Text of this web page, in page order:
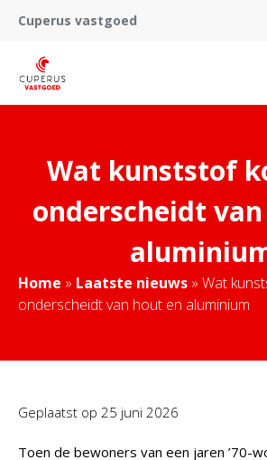
Cuperus vastgoed
Wat kunststof
onderscheidt
Home » Laatste nieuws » Wat
onderscheidt van hout en aluminium
Geplaatst op 25 juni 2026
Toen de bewoners van een jaren ’70-